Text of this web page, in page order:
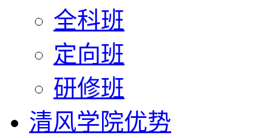
全科班
定向班
研修班
清风学院优势